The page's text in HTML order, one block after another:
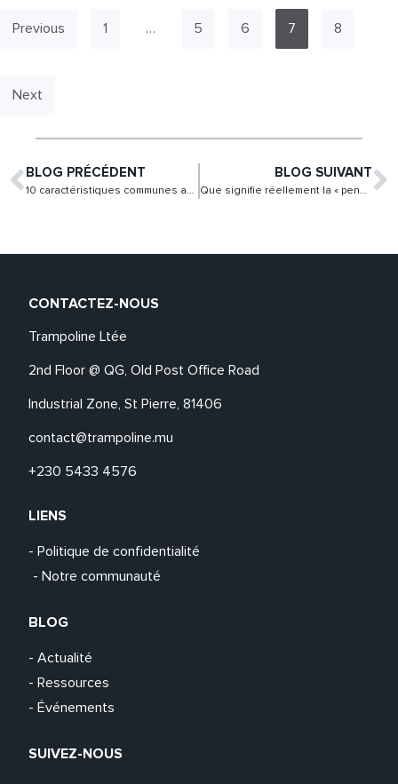
Previous 1 … 5 6 7 8
Next
BLOG PRÉCÉDENT
10 caractéristiques communes aux entrepreneurs sociaux qui réussissent
BLOG SUIVANT
Que signifie réellement la « pensée systémique » – et pourquoi est-ce important ?
CONTACTEZ-NOUS
Trampoline Ltée
2nd Floor @ QG, Old Post Office Road
Industrial Zone, St Pierre, 81406
contact@trampoline.mu
+230 5433 4576
LIENS
- Politique de confidentialité
- Notre communauté
BLOG
- Actualité
- Ressources
- Événements
SUIVEZ-NOUS